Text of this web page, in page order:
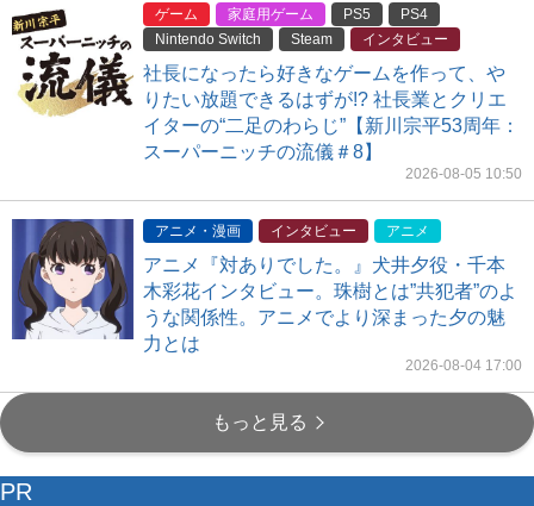
ゲーム 家庭用ゲーム PS5
PS4
Nintendo Switch
Steam インタビュー
社長になったら好きなゲームを作って、や
りたい放題できるはずが!? 社長業とクリエ
イターの“二足のわらじ”【新川宗平53周年：
スーパーニッチの流儀＃8】
2026-08-05 10:50
アニメ・漫画 インタビュー アニメ
アニメ『対ありでした。』犬井夕役・千本
木彩花インタビュー。珠樹とは”共犯者”のよ
うな関係性。アニメでより深まった夕の魅
力とは
2026-08-04 17:00
もっと見る
PR